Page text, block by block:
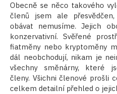
Obecně se něco takového
členů jsem ale
obávat nemusíme. Jejich
konzervativní. Svěřené
fiatměny nebo kryptoměny
dál neobchodují, nikam je
všechny směnárny, které
členy. Všichni členové prošli
celkem detailní přehled o